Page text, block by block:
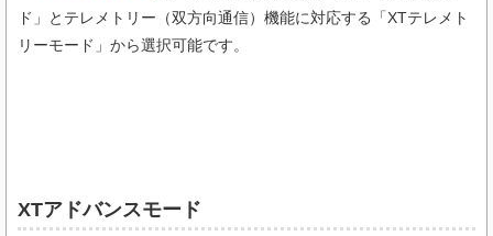
ド」とテレメトリー（双方向通信）機能に対応する「XTテレメト
リーモード」から選択可能です。
XTアドバンスモード